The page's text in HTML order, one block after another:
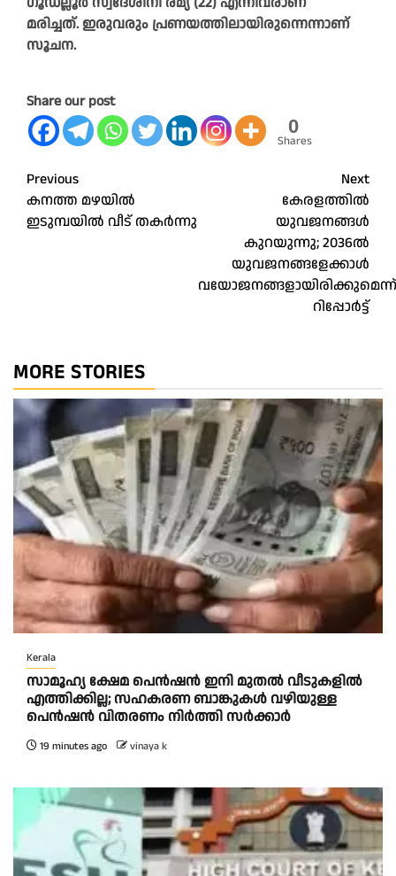
മരിച്ചത്. ഇരുവരും പ്രണയത്തിലായിരുന്നെന്നാണ്
സൂചന.
Share our post
0
Shares
Post
navigation
Previous
കനത്ത മഴയിൽ
ഇടുമ്പയിൽ വീട് തകർന്നു
Next
കേരളത്തിൽ
യുവജനങ്ങൾ
കുറയുന്നു; 2036ൽ
യുവജനങ്ങ​ളേക്കാൾ
വയോജനങ്ങളായിരിക്കുമെന്ന്
റിപ്പോർട്ട്
MORE STORIES
Kerala
സാമൂഹ്യ ക്ഷേമ പെൻഷൻ ഇനി മുതൽ വീടുകളിൽ
എത്തിക്കില്ല; സഹകരണ ബാങ്കുകൾ വഴിയുള്ള
പെൻഷൻ വിതരണം നിർത്തി സർക്കാർ
19 minutes ago vinaya k